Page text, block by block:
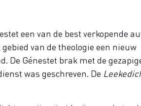
een van de best verkopende
van de theologie een nieuw
De Génestet brak met de
was geschreven. De